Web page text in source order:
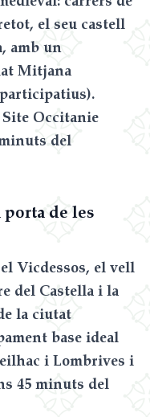
el seu castell
amb un
Mitjana
Occitanie
del
de les
Vicdessos, el vell
del Castella i la
la ciutat
base ideal
i Lombrives i
45 minuts del